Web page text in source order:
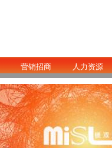
营销招商 人力资源